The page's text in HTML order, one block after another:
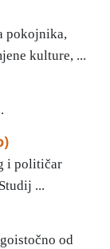
pokojnika,
kulture, ...
i političar
...
od